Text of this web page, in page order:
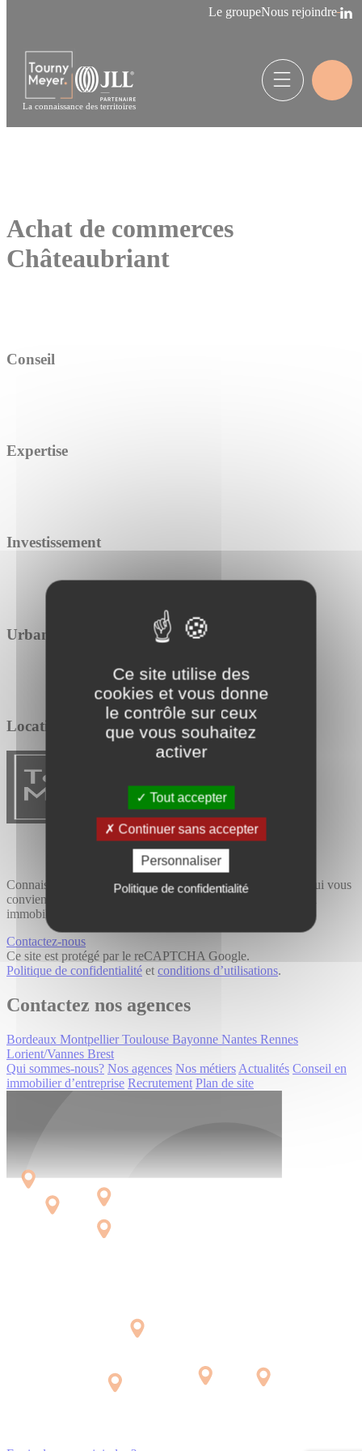
Ce site utilise des
cookies et vous donne
le contrôle sur ceux
que vous souhaitez
activer
Tout accepter
Continuer sans accepter
Personnaliser
Politique de confidentialité
Le groupeNous rejoindre
La connaissance des territoires
Achat de commerces
Châteaubriant
Conseil
Expertise
Investissement
Urbanisme
Location / Vente
Connaissance du terrain et expertise métier, trouvez le bien qui vous
convient avec Tourny Meyer, cabinet de conseil spécialisé en
immobilier professionnel.
Contactez-nous
Ce site est protégé par le reCAPTCHA Google.
Politique de confidentialité et conditions d’utilisations.
Contactez nos agences
Bordeaux Montpellier Toulouse Bayonne Nantes Rennes
Lorient/Vannes Brest
Qui sommes-nous? Nos agences Nos métiers Actualités Conseil en
immobilier d’entreprise Recrutement Plan de site